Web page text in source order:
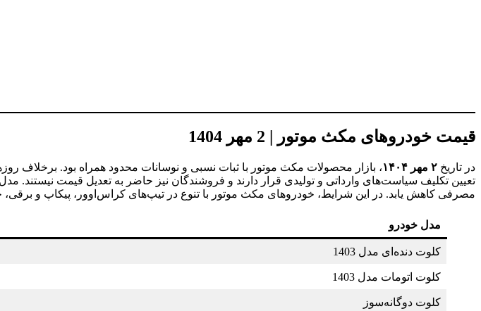
قیمت خودروهای مکث موتور | 2 مهر 1404
در تاریخ ۲ مهر ۱۴۰۴
، بازار محصولات مکث موتور با ثبات نسبی و نوسانات محدود همراه بود. برخلاف
تعیین تکلیف سیاست‌های وارداتی و تولیدی قرار دارند و فروشندگان نیز حاضر به تعدیل قیمت نیستند.
مصرفی کاهش یابد. در این شرایط، خودروهای مکث موتور با تنوع در تیپ‌های کراس‌اوور، پیکاپ و
مدل خودرو
کلوت دنده‌ای مدل 1403
کلوت اتومات مدل 1403
کلوت دوگانه‌سوز